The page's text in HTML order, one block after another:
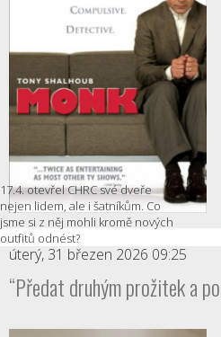
17.4. otevřel CHRC své dveře
nejen lidem, ale i šatníkům. Co
jsme si z něj mohli kromě nových
outfitů odnést?
úterý, 31 březen 2026 09:25
“Předat druhým prožitek a